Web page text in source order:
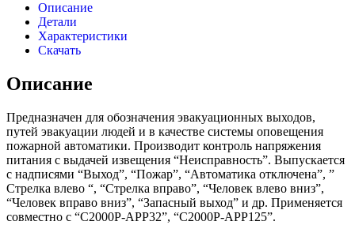
Описание
Детали
Характеристики
Скачать
Описание
Предназначен для обозначения эвакуационных выходов,
путей эвакуации людей и в качестве системы оповещения
пожарной автоматики. Производит контроль напряжения
питания с выдачей извещения “Неисправность”. Выпускается
с надписями “Выход”, “Пожар”, “Автоматика отключена”, ”
Стрелка влево “, “Стрелка вправо”, “Человек влево вниз”,
“Человек вправо вниз”, “Запасный выход” и др. Применяется
совместно с “С2000Р-АРР32”, “С2000Р-АРР125”.